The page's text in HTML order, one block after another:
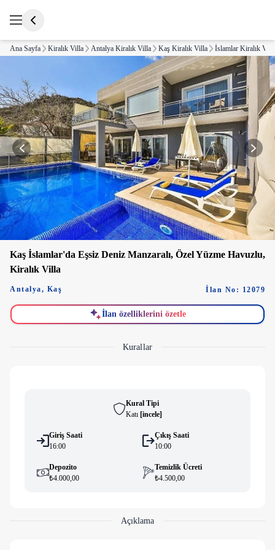
Ana Sayfa Kiralık Villa Antalya Kiralık Villa Kaş Kiralık Villa İslamlar Kiralık Villa
Kaş İslamlar'da Eşsiz Deniz Manzaralı, Özel Yüzme Havuzlu,
Kiralık Villa
Antalya, Kaş İlan No: 12079
İlan özelliklerini özetle
Kurallar
Kural Tipi
Katı [i̇ncele]
Giriş Saati
16:00
Çıkış Saati
10:00
Depozito
₺4.000,00
Temizlik Ücreti
₺4.500,00
Açıklama